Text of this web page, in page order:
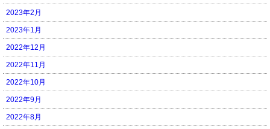
2023年2月
2023年1月
2022年12月
2022年11月
2022年10月
2022年9月
2022年8月